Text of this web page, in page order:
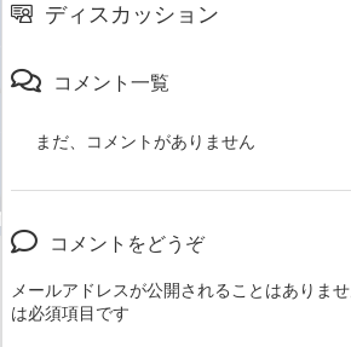
ディスカッション
コメント一覧
まだ、コメントがありません
コメントをどうぞ
メールアドレスが公開されることはありませ
は必須項目です